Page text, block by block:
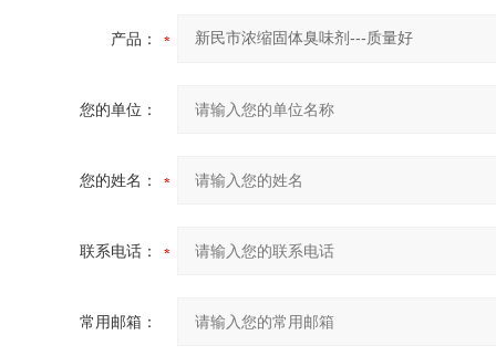
产品：
您的单位：
您的姓名：
联系电话：
常用邮箱：